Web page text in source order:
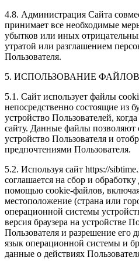
4.8. Администрация Сайта
принимает все необходимые
убытков или иных
утратой или разглашением
Пользователя.
5. ИСПОЛЬЗОВАНИЕ ФАЙЛОВ
5.1. Сайт использует файлы
непосредственно состоящие из
устройство Пользователей,
сайту. Данные файлы позволяют
устройство Пользователя и
предпочтениями Пользователя.
5.2. Используя сайт https://
соглашается на сбор и
помощью cookie-файлов,
местоположение (страна или
операционной системы
версия браузера на устройстве
Пользователя и разрешение его
язык операционной системы и
данные о действиях